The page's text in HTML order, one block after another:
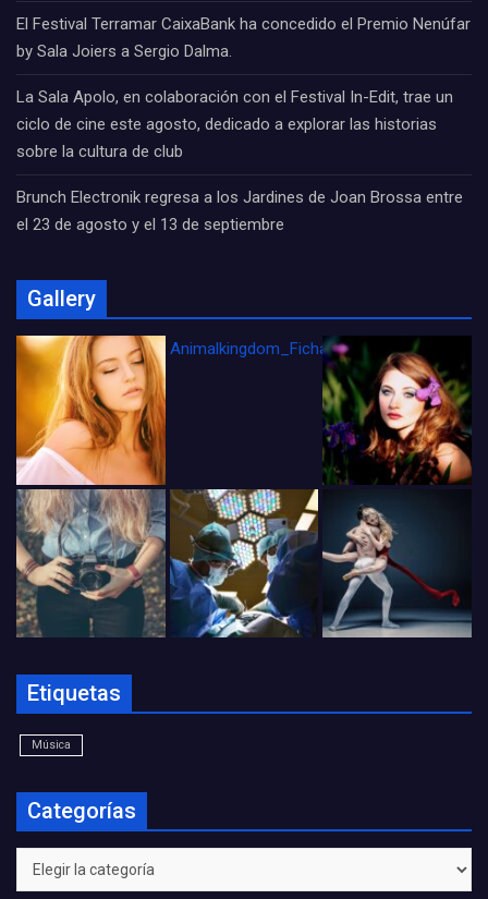
El Festival Terramar CaixaBank ha concedido el Premio Nenúfar
by Sala Joiers a Sergio Dalma.
La Sala Apolo, en colaboración con el Festival In-Edit, trae un
ciclo de cine este agosto, dedicado a explorar las historias
sobre la cultura de club
Brunch Electronik regresa a los Jardines de Joan Brossa entre
el 23 de agosto y el 13 de septiembre
Gallery
Animalkingdom_FichaCine
Etiquetas
Música
Categorías
Categorías